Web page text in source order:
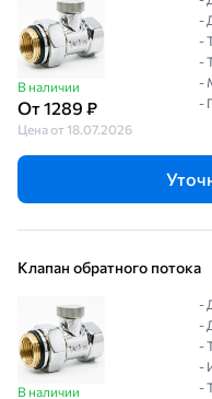
В наличии
От 1289 ₽
Цена от 18.07.2026
-
-
-
-
-
Клапан обратного потока
В наличии
-
-
-
-
-